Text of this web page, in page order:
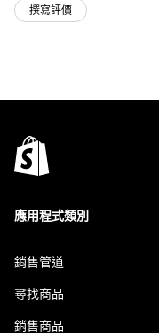
撰寫評價
應用程式類別
銷售管道
尋找商品
銷售商品